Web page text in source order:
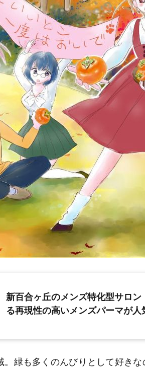
新百合ヶ丘のメンズ特化型サロン
る再現性の高いメンズパーマが人
緑も多くのんびりとして好き